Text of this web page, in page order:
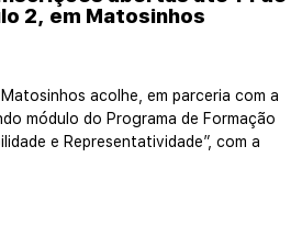
2, em Matosinhos
acolhe, em parceria com a
módulo do Programa de Formação
e Representatividade”, com a